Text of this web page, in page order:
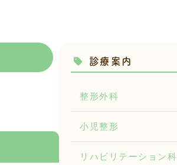
診療案内
整形外科
小児整形
リハビリテーション科